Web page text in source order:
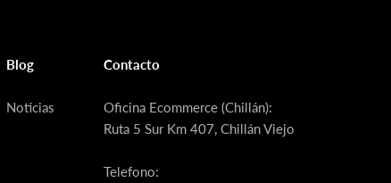
Blog
Noticias
Contacto
Oficina Ecommerce (Chillán):
Ruta 5 Sur Km 407, Chillán Viejo
Telefono: